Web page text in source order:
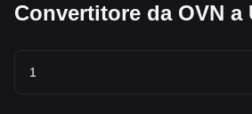
Convertitore da OVN a